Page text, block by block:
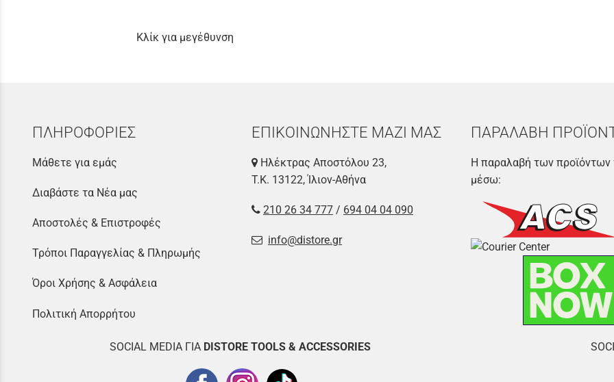
Κλίκ για μεγέθυνση
ΠΛΗΡΟΦΟΡΙΕΣ
Μάθετε για εμάς
Διαβάστε τα Νέα μας
Αποστολές & Επιστροφές
Τρόποι Παραγγελίας & Πληρωμής
Όροι Χρήσης & Ασφάλεια
Πολιτική Απορρήτου
ΕΠΙΚΟΙΝΩΝΗΣΤΕ ΜΑΖΙ ΜΑΣ
Ηλέκτρας Αποστόλου 23,
Τ.Κ. 13122, Ίλιον-Αθήνα
210 26 34 777 / 694 04 04 090
info@distore.gr
ΠΑΡΑΛΑΒΗ
Η παραλαβή των προϊόντων
μέσω:
SOCIAL MEDIA ΓΙΑ DISTORE TOOLS & ACCESSORIES